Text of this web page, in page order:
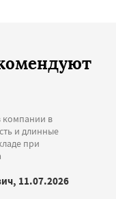
компании в
и длинные
при
11.07.2026